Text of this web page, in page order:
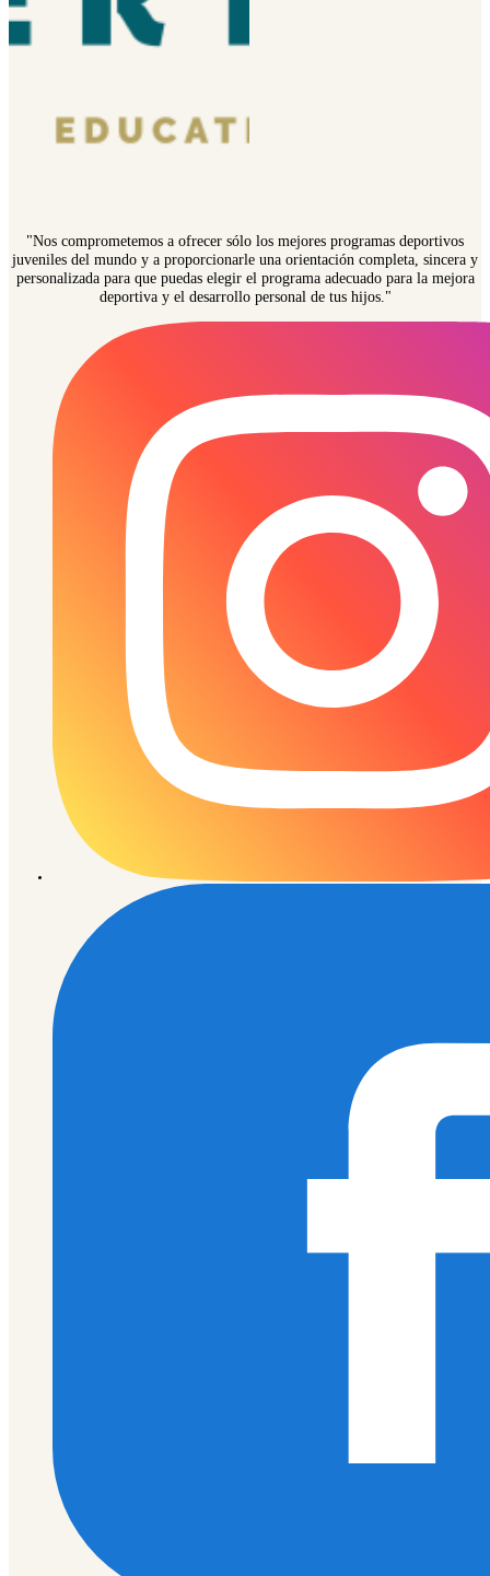
"Nos comprometemos a ofrecer sólo los mejores programas deportivos
juveniles del mundo y a proporcionarle una orientación completa, sincera y
personalizada para que puedas elegir el programa adecuado para la mejora
deportiva y el desarrollo personal de tus hijos."